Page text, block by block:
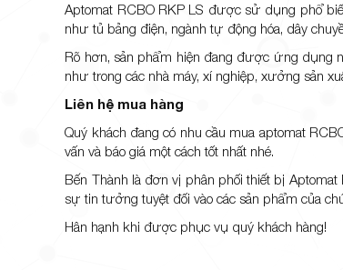
Aptomat RCBO RKP LS được sử dụng phổ
như tủ bảng điện, ngành tự động hóa, dây
Rõ hơn, sản phẩm hiện đang được ứng dụng
như trong các nhà máy, xí nghiệp, xưởng sản
Liên hệ mua hàng
Quý khách đang có nhu cầu mua aptomat
vấn và báo giá một cách tốt nhất nhé.
Bến Thành là đơn vị phân phối thiết bị
sự tin tưởng tuyệt đối vào các sản phẩm của
Hân hạnh khi được phục vụ quý khách hàng!